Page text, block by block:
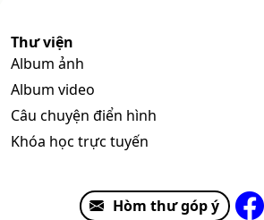
Thư viện
Album ảnh
Album video
Câu chuyện điển hình
Khóa học trực tuyến
Hòm thư góp ý